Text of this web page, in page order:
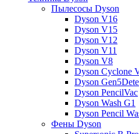
Пылесосы Dyson
Dyson V16
Dyson V15
Dyson V12
Dyson V11
Dyson V8
Dyson Cyclone
Dyson
Dyson PencilVac
Dyson Wash G1
Dyson Pencil
Фены Dyson